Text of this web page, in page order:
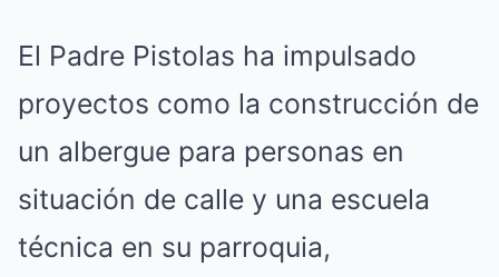
El Padre Pistolas ha impulsado
proyectos como la construcción de
un albergue para personas en
situación de calle y una escuela
técnica en su parroquia,